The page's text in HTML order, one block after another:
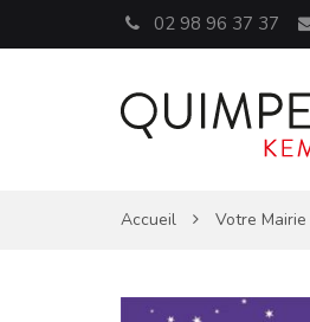
02 98 96 37 37
Accueil Votre Mairie